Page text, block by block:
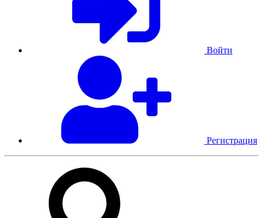
Войти
Регистрация